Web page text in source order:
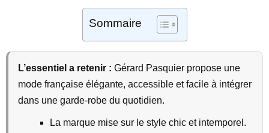
Sommaire
L’essentiel a retenir : Gérard Pasquier propose une
mode française élégante, accessible et facile à intégrer
dans une garde-robe du quotidien.
La marque mise sur le style chic et intemporel.